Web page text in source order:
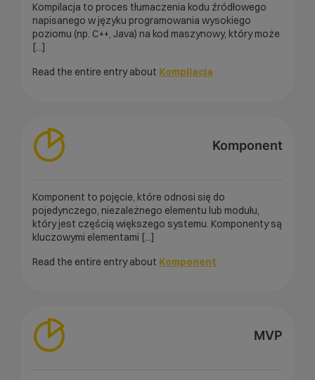
Kompilacja to proces tłumaczenia kodu źródłowego
napisanego w języku programowania wysokiego
poziomu (np. C++, Java) na kod maszynowy, który może
[...]
Read the entire entry about Kompilacja
Komponent
Komponent to pojęcie, które odnosi się do
pojedynczego, niezależnego elementu lub modułu,
który jest częścią większego systemu. Komponenty są
kluczowymi elementami [...]
Read the entire entry about Komponent
MVP